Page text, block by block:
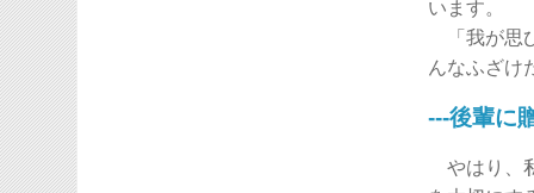
います。
「我が思
んなふざけ
---後輩に
やはり、